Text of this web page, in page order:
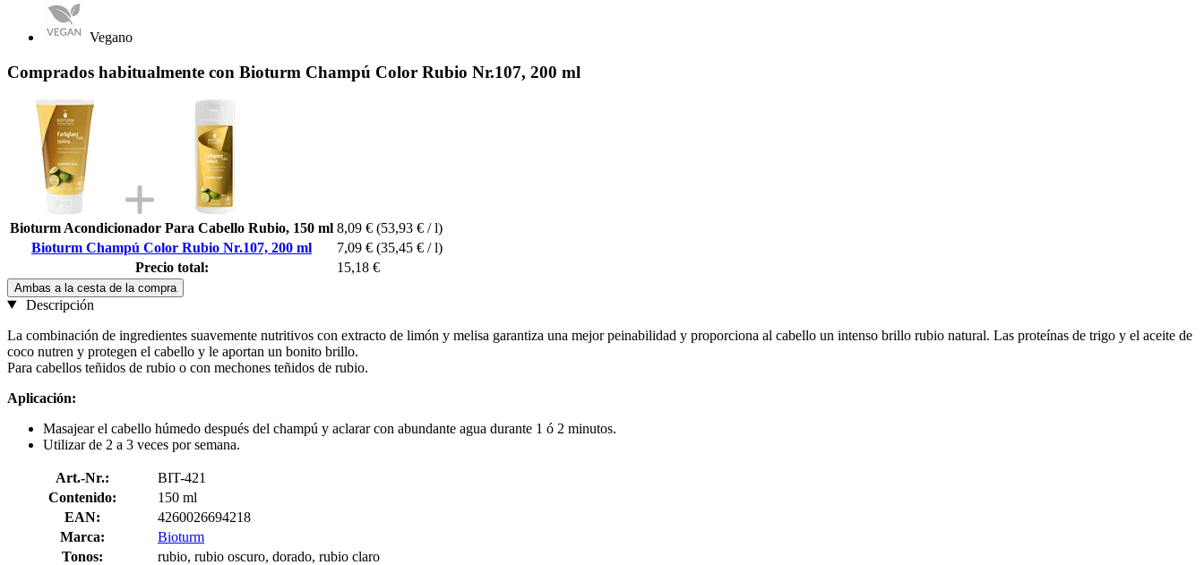
Vegano
Comprados habitualmente con Bioturm Champú Color Rubio Nr.107, 200 ml
Bioturm Acondicionador Para Cabello Rubio, 150 ml 8,09 € (53,93 € / l)
Bioturm Champú Color Rubio Nr.107, 200 ml
7,09 € (35,45 € / l)
Precio total:
15,18 €
Ambas a la cesta de la compra
Descripción
La combinación de ingredientes suavemente nutritivos con extracto de limón y melisa garantiza una mejor peinabilidad y proporciona al cabello un intenso brillo rubio natural. Las proteínas de trigo y el aceite de
coco nutren y protegen el cabello y le aportan un bonito brillo.
Para cabellos teñidos de rubio o con mechones teñidos de rubio.
Aplicación:
Masajear el cabello húmedo después del champú y aclarar con abundante agua durante 1 ó 2 minutos.
Utilizar de 2 a 3 veces por semana.
Art.-Nr.:
BIT-421
Contenido:
150 ml
EAN:
4260026694218
Marca:
Bioturm
Tonos:
rubio, rubio oscuro, dorado, rubio claro